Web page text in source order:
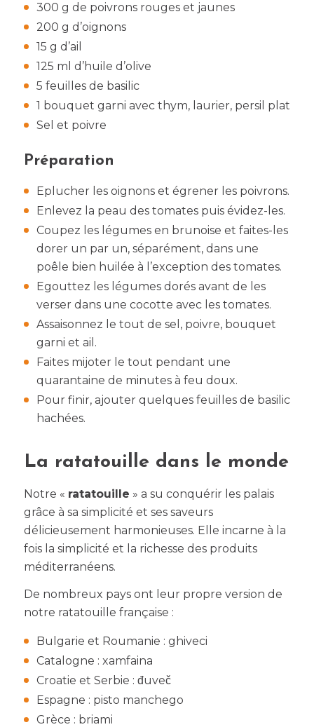
300 g de poivrons rouges et jaunes
200 g d’oignons
15 g d’ail
125 ml d’huile d’olive
5 feuilles de basilic
1 bouquet garni avec thym, laurier, persil plat
Sel et poivre
Préparation
Eplucher les oignons et égrener les poivrons.
Enlevez la peau des tomates puis évidez-les.
Coupez les légumes en brunoise et faites-les
dorer un par un, séparément, dans une
poêle bien huilée à l’exception des tomates.
Egouttez les légumes dorés avant de les
verser dans une cocotte avec les tomates.
Assaisonnez le tout de sel, poivre, bouquet
garni et ail.
Faites mijoter le tout pendant une
quarantaine de minutes à feu doux.
Pour finir, ajouter quelques feuilles de basilic
hachées.
La ratatouille dans le monde
Notre « ratatouille » a su conquérir les palais
grâce à sa simplicité et ses saveurs
délicieusement harmonieuses. Elle incarne à la
fois la simplicité et la richesse des produits
méditerranéens.
De nombreux pays ont leur propre version de
notre ratatouille française :
Bulgarie et Roumanie : ghiveci
Catalogne : xamfaina
Croatie et Serbie : đuveč
Espagne : pisto manchego
Grèce : briami